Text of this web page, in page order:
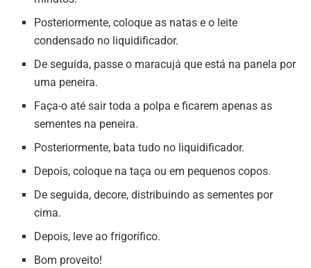
Posteriormente, coloque as natas e o leite
condensado no liquidificador.
De seguida, passe o maracujá que está na panela por
uma peneira.
Faça-o até sair toda a polpa e ficarem apenas as
sementes na peneira.
Posteriormente, bata tudo no liquidificador.
Depois, coloque na taça ou em pequenos copos.
De seguida, decore, distribuindo as sementes por
cima.
Depois, leve ao frigorífico.
Bom proveito!